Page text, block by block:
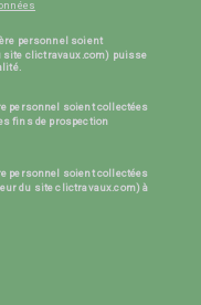
personnel soient
site clictravaux.com) puisse
personnel soient collectées
fins de prospection
personnel soient collectées
du site clictravaux.com) à